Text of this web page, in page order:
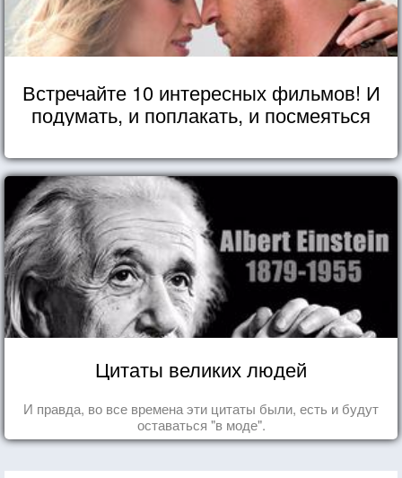
Встречайте 10 интересных фильмов! И
подумать, и поплакать, и посмеяться
Цитаты великих людей
И правда, во все времена эти цитаты были, есть и будут
оставаться "в моде".